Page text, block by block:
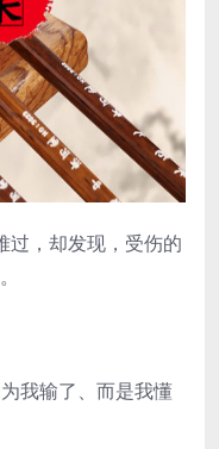
，却发现，受伤的
我输了、而是我懂